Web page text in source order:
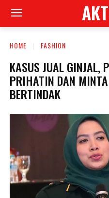
HOME FASHION
KASUS JUAL GINJAL,
PRIHATIN DAN MINTA
BERTINDAK